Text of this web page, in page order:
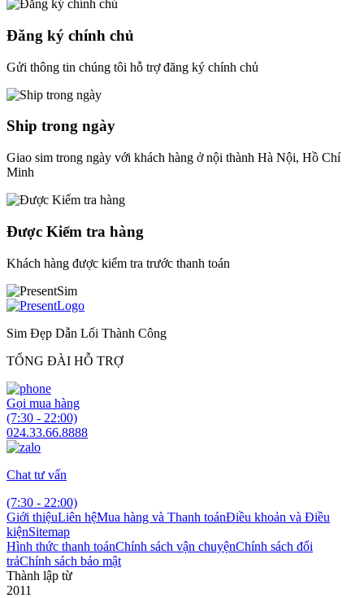
Đăng ký chính chủ
Gửi thông tin chúng tôi hỗ trợ đăng ký chính chủ
Ship trong ngày
Giao sim trong ngày với khách hàng ở nội thành Hà Nội, Hồ Chí
Minh
Được Kiểm tra hàng
Khách hàng được kiểm tra trước thanh toán
Sim Đẹp Dẫn Lối Thành Công
TỔNG ĐÀI HỖ TRỢ
Gọi mua hàng
(7:30 - 22:00)
024.33.66.8888
Chat tư vấn
(7:30 - 22:00)
Giới thiệuLiên hệMua hàng và Thanh toánĐiều khoản và Điều
kiệnSitemap
Hình thức thanh toánChính sách vận chuyệnChính sách đổi
trảChính sách bảo mật
Thành lập từ
2011